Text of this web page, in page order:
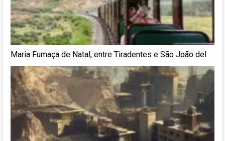
Maria Fumaça de Natal, entre Tiradentes e São João del